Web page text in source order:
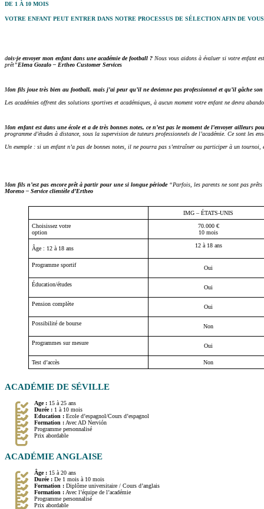
DE 1 À 10 MOIS
VOTRE ENFANT PEUT ENTRER DANS NOTRE PROCESSUS DE SÉLECTION AFIN DE
dois-je envoyer mon enfant dans une académie de football ? Nous vous aidons à évaluer si votre enfant
prêt”Elena Gozalo – Ertheo Customer Services
Mon fils joue très bien au football, mais j’ai peur qu’il ne devienne pas professionnel et qu’il gâche
Les académies offrent des solutions sportives et académiques, à aucun moment votre enfant ne devra
Mon enfant est dans une école et a de très bonnes notes, ce n’est pas le moment de l’envoyer ailleurs
programme d’études à distance, sous la supervision de tuteurs professionnels de l’académie. Ce sont les
Un exemple : si un enfant n’a pas de bonnes notes, il ne pourra pas s’entraîner ou participer à un
Mon fils n’est pas encore prêt à partir pour une si longue période“Parfois, les parents ne sont pas prêts
Moreno – Service clientèle d’Ertheo
IMG – ÉTATS-UNIS
Choisissez votre
option
70.000 €
10 mois
Âge : 12 à 18 ans 12 à 18 ans
Programme sportif Oui
Éducation/études Oui
Pension complète Oui
Possibilité de bourse Non
Programmes sur mesure Oui
Test d’accès Non
ACADÉMIE DE SÉVILLE
Age : 15 à 25 ans
Durée : 1 à 10 mois
Education : Ecole d’espagnol/Cours d’espagnol
Formation : Avec AD Nervión
Programme personnalisé
Prix abordable
ACADÉMIE ANGLAISE
Âge : 15 à 20 ans
Durée : De 1 mois à 10 mois
Formation : Diplôme universitaire / Cours d’anglais
Formation : Avec l’équipe de l’académie
Programme personnalisé
Prix abordable